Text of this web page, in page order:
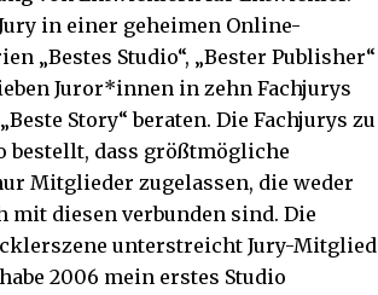
in einer geheimen Online-
„Bestes Studio“, „Bester Publisher“
Juror*innen in zehn Fachjurys
Story“ beraten. Die Fachjurys zu
bestellt, dass größtmögliche
Mitglieder zugelassen, die weder
mit diesen verbunden sind. Die
unterstreicht Jury-Mitglied
2006 mein erstes Studio